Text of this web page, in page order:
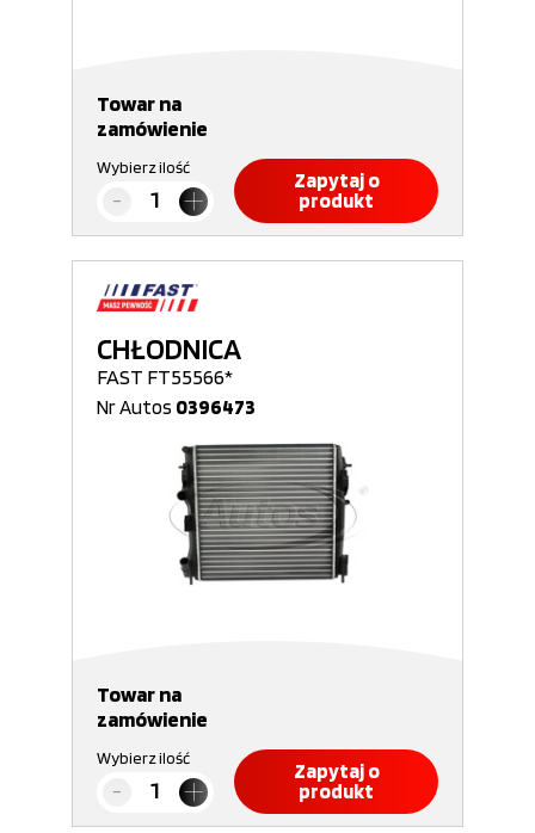
Towar na
zamówienie
Wybierz ilość
Zapytaj o
produkt
CHŁODNICA
FAST FT55566*
Nr Autos 0396473
Towar na
zamówienie
Wybierz ilość
Zapytaj o
produkt